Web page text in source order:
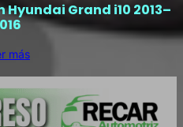
Grand i10 2013–
más